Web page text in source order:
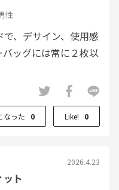
性
、デサイン、使用感
ッグには常に２枚以
なった 0 Like! 0
2026.4.23
ト